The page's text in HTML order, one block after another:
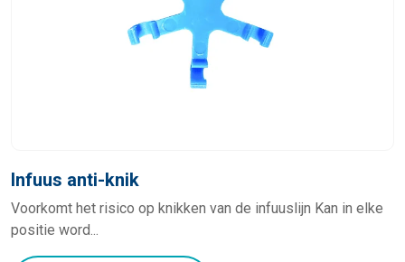
Infuus anti-knik
Voorkomt het risico op knikken van de infuuslijn Kan in elke
positie word...